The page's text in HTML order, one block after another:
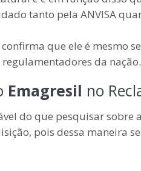
tanto pela ANVISA
que ele é mesmo
da nação.
Emagresil no
do que pesquisar sobre
pois dessa maneira